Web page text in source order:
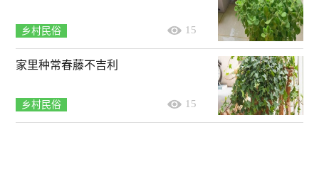
乡村民俗 15
家里种常春藤不吉利
乡村民俗 15